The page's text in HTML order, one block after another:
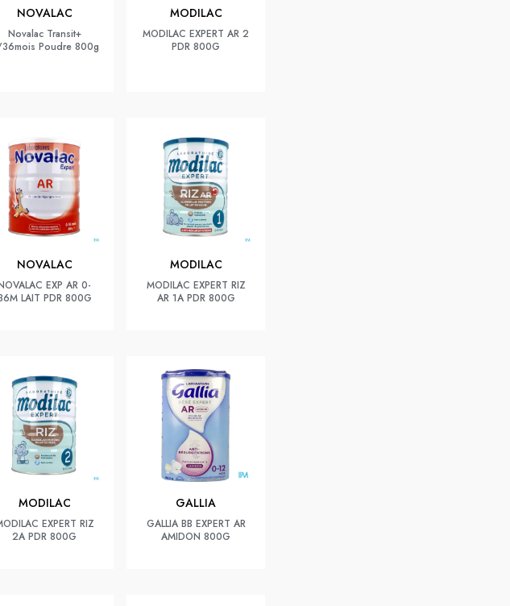
NOVALAC
Novalac Transit+
Poudre 800g
MODILAC
MODILAC EXPERT AR 2
PDR 800G
NOVALAC
EXP AR 0-
LAIT PDR 800G
MODILAC
MODILAC EXPERT RIZ
AR 1A PDR 800G
MODILAC
EXPERT RIZ
2A PDR 800G
GALLIA
GALLIA BB EXPERT AR
AMIDON 800G